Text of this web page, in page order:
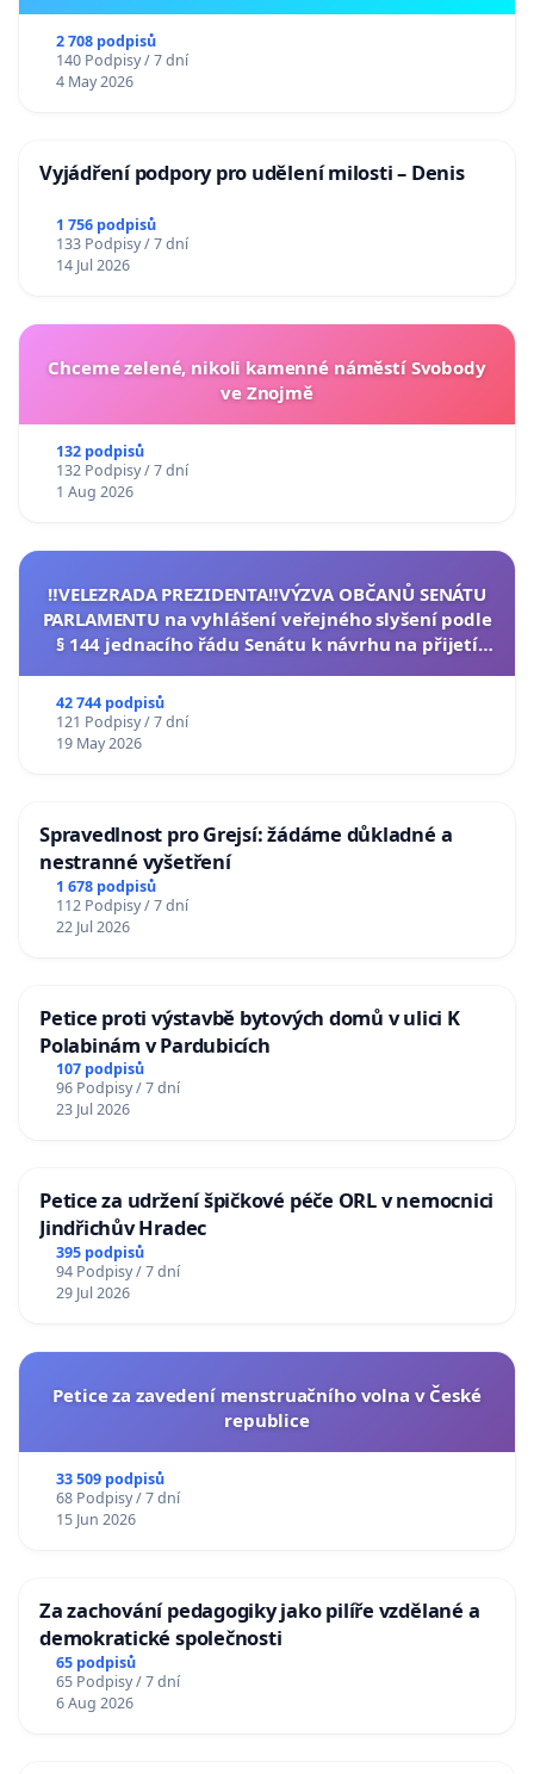
2 708 podpisů
140 Podpisy / 7 dní
4 May 2026
Vyjádření podpory pro udělení milosti – Denis
1 756 podpisů
133 Podpisy / 7 dní
14 Jul 2026
Chceme zelené, nikoli kamenné náměstí Svobody
ve Znojmě
132 podpisů
132 Podpisy / 7 dní
1 Aug 2026
‼️VELEZRADA PREZIDENTA‼️VÝZVA OBČANŮ SENÁTU
PARLAMENTU na vyhlášení veřejného slyšení podle
§ 144 jednacího řádu Senátu k návrhu na přijetí
42 744 podpisů
121 Podpisy / 7 dní
19 May 2026
Spravedlnost pro Grejsí: žádáme důkladné a
nestranné vyšetření
1 678 podpisů
112 Podpisy / 7 dní
22 Jul 2026
Petice proti výstavbě bytových domů v ulici K
Polabinám v Pardubicích
107 podpisů
96 Podpisy / 7 dní
23 Jul 2026
Petice za udržení špičkové péče ORL v nemocnici
Jindřichův Hradec
395 podpisů
94 Podpisy / 7 dní
29 Jul 2026
Petice za zavedení menstruačního volna v České
republice
33 509 podpisů
68 Podpisy / 7 dní
15 Jun 2026
Za zachování pedagogiky jako pilíře vzdělané a
demokratické společnosti
65 podpisů
65 Podpisy / 7 dní
6 Aug 2026